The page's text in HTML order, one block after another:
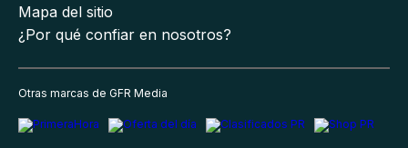
Mapa del sitio
¿Por qué confiar en nosotros?
Otras marcas de GFR Media